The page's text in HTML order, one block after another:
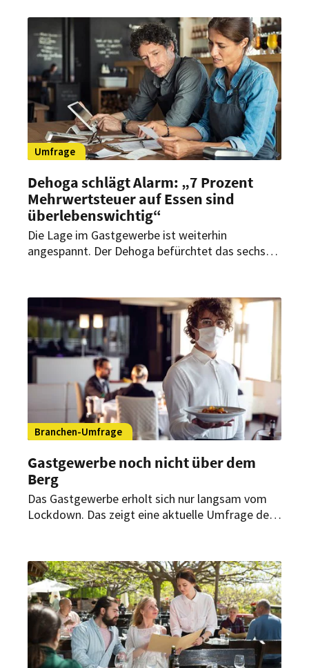
Umfrage
Dehoga schlägt Alarm: „7 Prozent
Mehrwertsteuer auf Essen sind
überlebenswichtig“
Die Lage im Gastgewerbe ist weiterhin
angespannt. Der Dehoga befürchtet das sechste
Handeln der Politik und Steuerfairness.
Branchen-Umfrage
Gastgewerbe noch nicht über dem
Berg
Das Gastgewerbe erholt sich nur langsam vom
Lockdown. Das zeigt eine aktuelle Umfrage des
verzeichnen weiterhin erhebliche Umsatzausfälle.